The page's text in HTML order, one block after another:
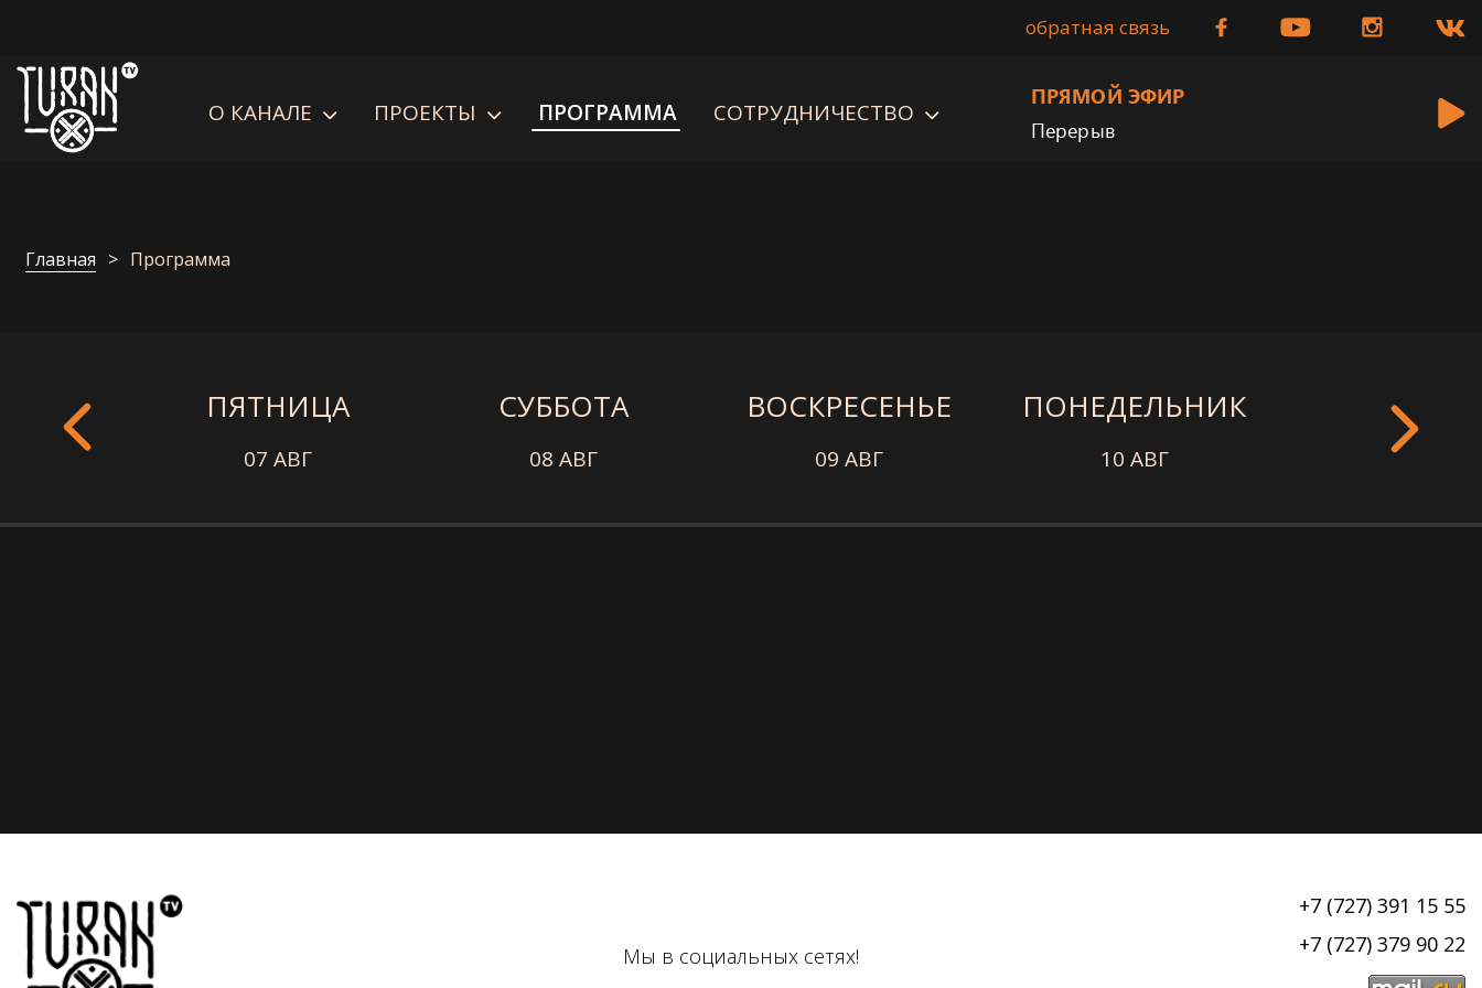
обратная связь
О КАНАЛЕ ПРОЕКТЫ ПРОГРАММА СОТРУДНИЧЕСТВО
ПРЯМОЙ ЭФИР
Перерыв
Главная Программа
ПЯТНИЦА
07 АВГ
СУББОТА
08 АВГ
ВОСКРЕСЕНЬЕ
09 АВГ
ПОНЕДЕЛЬНИК
10 АВГ 11 АВГ
Мы в социальных сетях!
+7 (727) 391 15 55
+7 (727) 379 90 22